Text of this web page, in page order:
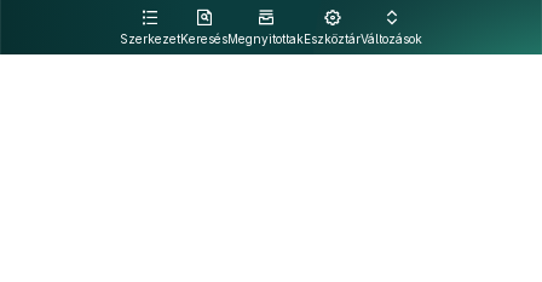
SzerkezetKeresésMegnyitottakEszköztárVáltozások
kattintva olvashat.